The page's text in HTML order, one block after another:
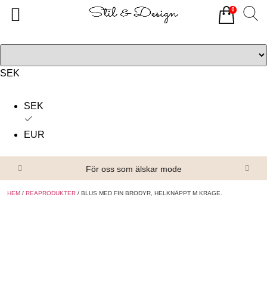
SEK
SEK
EUR
För oss som älskar mode
HEM / REAPRODUKTER / BLUS MED FIN BRODYR, HELKNÄPPT M KRAGE.
0
Alla produkter
Om oss